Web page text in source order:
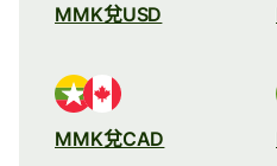
MMK兌USD
MMK兌CAD